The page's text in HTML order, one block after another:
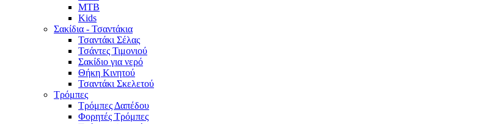
MTB
Kids
Σακίδια - Τσαντάκια
Τσαντάκι Σέλας
Τσάντες Τιμονιού
Σακίδιο για νερό
Θήκη Κινητού
Τσαντάκι Σκελετού
Τρόμπες
Τρόμπες Δαπέδου
Φορητές Τρόμπες